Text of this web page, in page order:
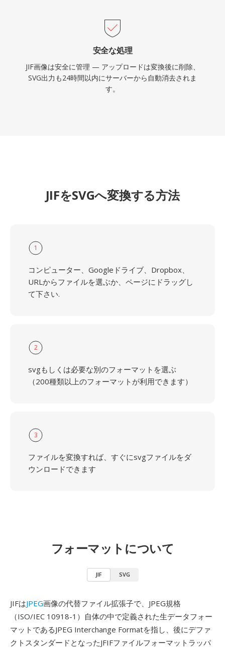
安全な処理
JIF画像は安全に管理 — アップロードは変換後に削除、
SVG出力も24時間以内にサーバーから自動消去されま
す。
JIFをSVGへ変換する方法
1
コンピューター、Googleドライブ、Dropbox、
URLからファイルを選ぶか、ページにドラッグし
て下さい.
2
svgもしくは必要な別のフォーマットを選ぶ
（200種類以上のフォーマットが利用できます）
3
ファイルを変換すれば、すぐにsvgファイルをダ
ウンロードできます
フォーマットについて
JIF SVG
JIFはJPEG画像の代替ファイル拡張子で、JPEG規格
（ISO/IEC 10918-1）自体の中で定義された生データフォー
マットであるJPEG Interchange Formatを指し、後にデファ
クトスタンダードとなったJFIFファイルフォーマットラッパ